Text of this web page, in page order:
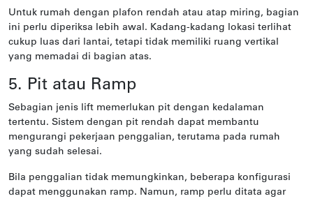
Untuk rumah dengan plafon rendah atau atap miring, bagian
ini perlu diperiksa lebih awal. Kadang-kadang lokasi terlihat
cukup luas dari lantai, tetapi tidak memiliki ruang vertikal
yang memadai di bagian atas.
5. Pit atau Ramp
Sebagian jenis lift memerlukan pit dengan kedalaman
tertentu. Sistem dengan pit rendah dapat membantu
mengurangi pekerjaan penggalian, terutama pada rumah
yang sudah selesai.
Bila penggalian tidak memungkinkan, beberapa konfigurasi
dapat menggunakan ramp. Namun, ramp perlu ditata agar